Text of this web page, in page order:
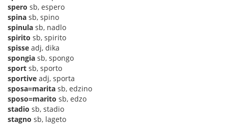
spero sb, espero
spina sb, spino
spinula sb, nadlo
spirito sb, spirito
spisse adj, dika
spongia sb, spongo
sport sb, sporto
sportive adj, sporta
sposa=marita sb, edzino
sposo=marito sb, edzo
stadio sb, stadio
stagno sb, lageto